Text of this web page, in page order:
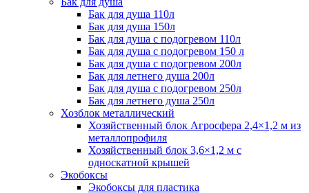
Бак для душа 110л
Бак для душа 150л
Бак для душа с подогревом 110л
Бак для душа с подогревом 150 л
Бак для душа с подогревом 200л
Бак для летнего душа 200л
Бак для душа с подогревом 250л
Бак для летнего душа 250л
Хозблок металлический
Хозяйственный блок Агросфера 2,4×1,2 м из
металлопрофиля
Хозяйственный блок 3,6×1,2 м с
односкатной крышей
Экобоксы
Экобоксы для пластика